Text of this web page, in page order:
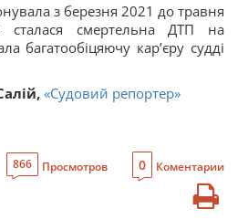
з березня 2021 до травня
смертельна ДТП на
багатообіцяючу карʼєру судді
«Судовий репортер»
866 Просмотров 0 Коментарии